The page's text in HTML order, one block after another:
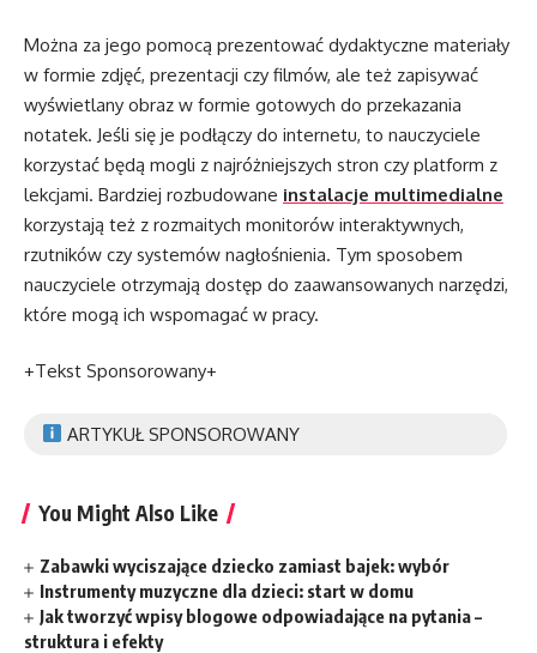
Można za jego pomocą prezentować dydaktyczne materiały
w formie zdjęć, prezentacji czy filmów, ale też zapisywać
wyświetlany obraz w formie gotowych do przekazania
notatek. Jeśli się je podłączy do internetu, to nauczyciele
korzystać będą mogli z najróżniejszych stron czy platform z
lekcjami. Bardziej rozbudowane instalacje multimedialne
korzystają też z rozmaitych monitorów interaktywnych,
rzutników czy systemów nagłośnienia. Tym sposobem
nauczyciele otrzymają dostęp do zaawansowanych narzędzi,
które mogą ich wspomagać w pracy.
+Tekst Sponsorowany+
ARTYKUŁ SPONSOROWANY
You Might Also Like
Zabawki wyciszające dziecko zamiast bajek: wybór
Instrumenty muzyczne dla dzieci: start w domu
Jak tworzyć wpisy blogowe odpowiadające na pytania –
struktura i efekty